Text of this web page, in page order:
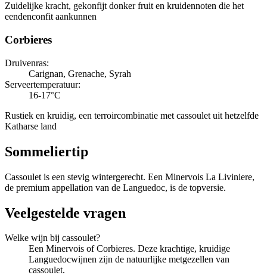
Zuidelijke kracht, gekonfijt donker fruit en kruidennoten die het
eendenconfit aankunnen
Corbieres
Druivenras:
Carignan, Grenache, Syrah
Serveertemperatuur:
16-17°C
Rustiek en kruidig, een terroircombinatie met cassoulet uit hetzelfde
Katharse land
Sommeliertip
Cassoulet is een stevig wintergerecht. Een Minervois La Liviniere,
de premium appellation van de Languedoc, is de topversie.
Veelgestelde vragen
Welke wijn bij cassoulet?
Een Minervois of Corbieres. Deze krachtige, kruidige
Languedocwijnen zijn de natuurlijke metgezellen van
cassoulet.